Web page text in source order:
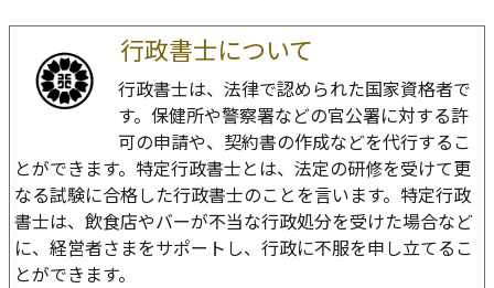
行政書士について
行政書士は、法律で認められた国家資格者で
す。保健所や警察署などの官公署に対する許
可の申請や、契約書の作成などを代行するこ
とができます。特定行政書士とは、法定の研修を受けて更
なる試験に合格した行政書士のことを言います。特定行政
書士は、飲食店やバーが不当な行政処分を受けた場合など
に、経営者さまをサポートし、行政に不服を申し立てるこ
とができます。